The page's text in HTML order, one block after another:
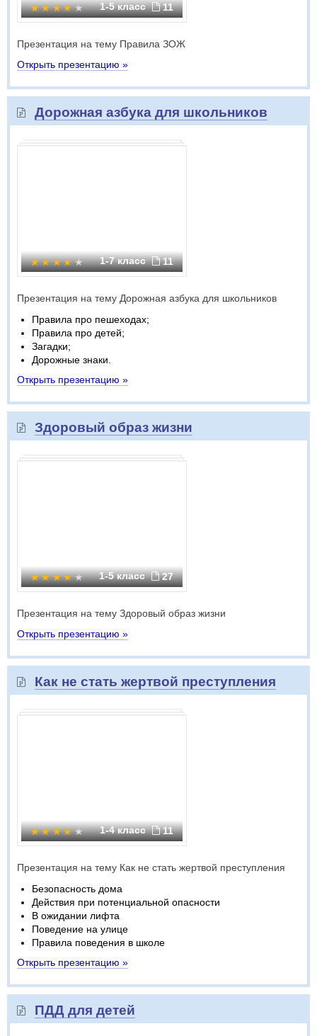
1-5 класс 11
Презентация на тему Правила ЗОЖ
Открыть презентацию »
Дорожная азбука для школьников
1-7 класс 11
Презентация на тему Дорожная азбука для школьников
Правила про пешеходах;
Правила про детей;
Загадки;
Дорожные знаки.
Открыть презентацию »
Здоровый образ жизни
1-5 класс 27
Презентация на тему Здоровый образ жизни
Открыть презентацию »
Как не стать жертвой преступления
1-4 класс 11
Презентация на тему Как не стать жертвой преступления
Безопасность дома
Действия при потенциальной опасности
В ожидании лифта
Поведение на улице
Правила поведения в школе
Открыть презентацию »
ПДД для детей